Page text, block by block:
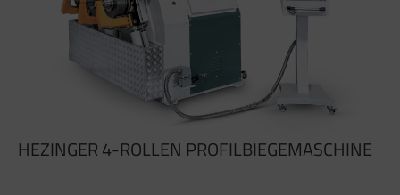
HEZINGER 4-ROLLEN PROFILBIEGEMASCHINE